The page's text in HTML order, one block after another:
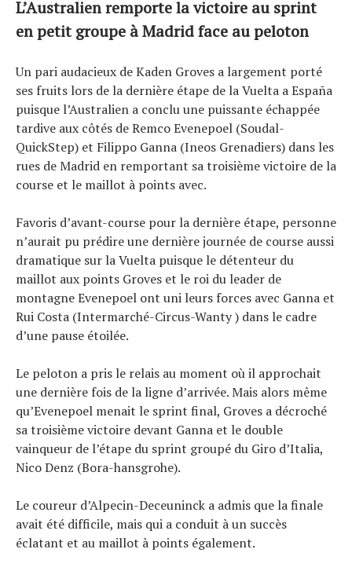
L’Australien remporte la victoire au sprint
en petit groupe à Madrid face au peloton
Un pari audacieux de Kaden Groves a largement porté
ses fruits lors de la dernière étape de la Vuelta a España
puisque l’Australien a conclu une puissante échappée
tardive aux côtés de Remco Evenepoel (Soudal-
QuickStep) et Filippo Ganna (Ineos Grenadiers) dans les
rues de Madrid en remportant sa troisième victoire de la
course et le maillot à points avec.
Favoris d’avant-course pour la dernière étape, personne
n’aurait pu prédire une dernière journée de course aussi
dramatique sur la Vuelta puisque le détenteur du
maillot aux points Groves et le roi du leader de
montagne Evenepoel ont uni leurs forces avec Ganna et
Rui Costa (Intermarché-Circus-Wanty ) dans le cadre
d’une pause étoilée.
Le peloton a pris le relais au moment où il approchait
une dernière fois de la ligne d’arrivée. Mais alors même
qu’Evenepoel menait le sprint final, Groves a décroché
sa troisième victoire devant Ganna et le double
vainqueur de l’étape du sprint groupé du Giro d’Italia,
Nico Denz (Bora-hansgrohe).
Le coureur d’Alpecin-Deceuninck a admis que la finale
avait été difficile, mais qui a conduit à un succès
éclatant et au maillot à points également.
Actualités
Tests de produits
Conseils
Tendances
Tous nos articles
À propos